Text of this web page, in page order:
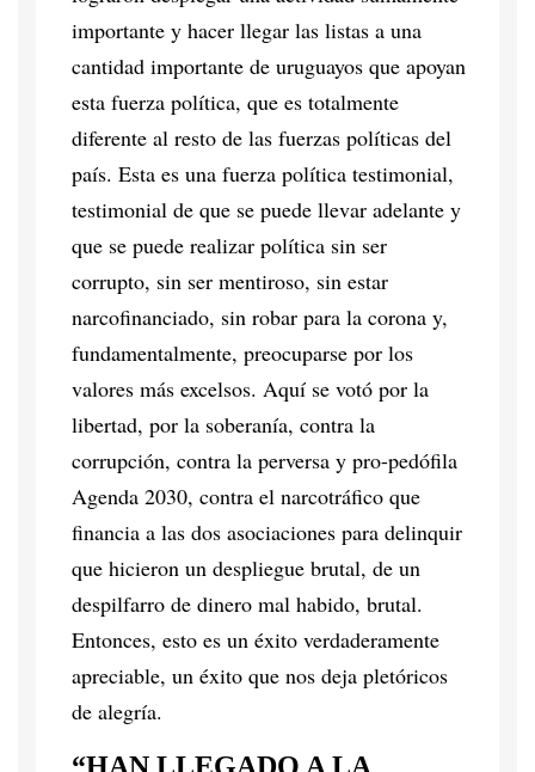
importante y hacer llegar las listas a una
cantidad importante de uruguayos que apoyan
esta fuerza política, que es totalmente
diferente al resto de las fuerzas políticas del
país. Esta es una fuerza política testimonial,
testimonial de que se puede llevar adelante y
que se puede realizar política sin ser
corrupto, sin ser mentiroso, sin estar
narcofinanciado, sin robar para la corona y,
fundamentalmente, preocuparse por los
valores más excelsos. Aquí se votó por la
libertad, por la soberanía, contra la
corrupción, contra la perversa y pro-pedófila
Agenda 2030, contra el narcotráfico que
financia a las dos asociaciones para delinquir
que hicieron un despliegue brutal, de un
despilfarro de dinero mal habido, brutal.
Entonces, esto es un éxito verdaderamente
apreciable, un éxito que nos deja pletóricos
de alegría.